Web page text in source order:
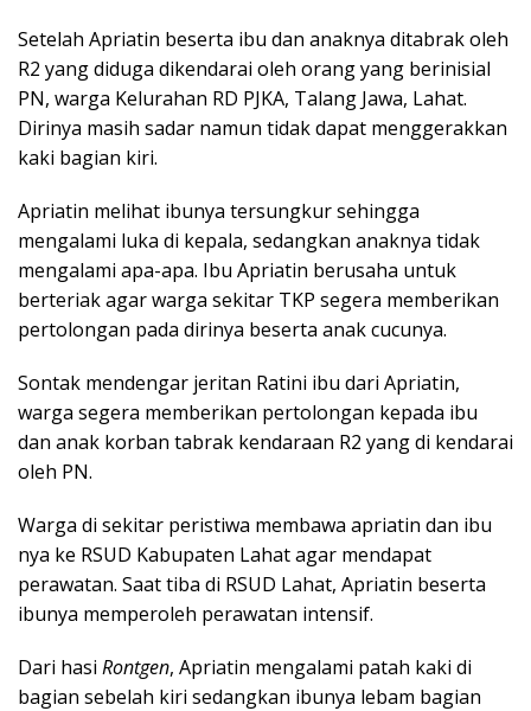
Setelah Apriatin beserta ibu dan anaknya ditabrak oleh
R2 yang diduga dikendarai oleh orang yang berinisial
PN, warga Kelurahan RD PJKA, Talang Jawa, Lahat.
Dirinya masih sadar namun tidak dapat menggerakkan
kaki bagian kiri.
Apriatin melihat ibunya tersungkur sehingga
mengalami luka di kepala, sedangkan anaknya tidak
mengalami apa-apa. Ibu Apriatin berusaha untuk
berteriak agar warga sekitar TKP segera memberikan
pertolongan pada dirinya beserta anak cucunya.
Sontak mendengar jeritan Ratini ibu dari Apriatin,
warga segera memberikan pertolongan kepada ibu
dan anak korban tabrak kendaraan R2 yang di kendarai
oleh PN.
Warga di sekitar peristiwa membawa apriatin dan ibu
nya ke RSUD Kabupaten Lahat agar mendapat
perawatan. Saat tiba di RSUD Lahat, Apriatin beserta
ibunya memperoleh perawatan intensif.
Dari hasi Rontgen, Apriatin mengalami patah kaki di
bagian sebelah kiri sedangkan ibunya lebam bagian